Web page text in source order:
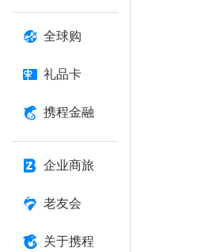
全球购
礼品卡
携程金融
企业商旅
老友会
关于携程